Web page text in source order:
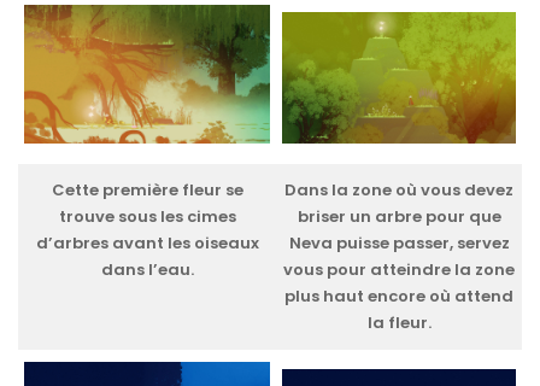
Cette première fleur se
trouve sous les cimes
d’arbres avant les oiseaux
dans l’eau.
Dans la zone où vous devez
briser un arbre pour que
Neva puisse passer, servez
vous pour atteindre la zone
plus haut encore où attend
la fleur.